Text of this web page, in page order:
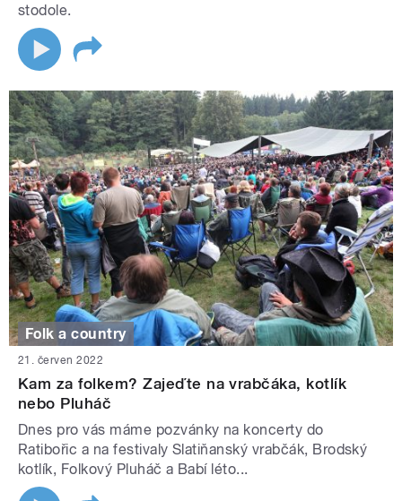
stodole.
Folk a country
21. červen 2022
Kam za folkem? Zajeďte na vrabčáka, kotlík
nebo Pluháč
Dnes pro vás máme pozvánky na koncerty do
Ratibořic a na festivaly Slatiňanský vrabčák, Brodský
kotlík, Folkový Pluháč a Babí léto...